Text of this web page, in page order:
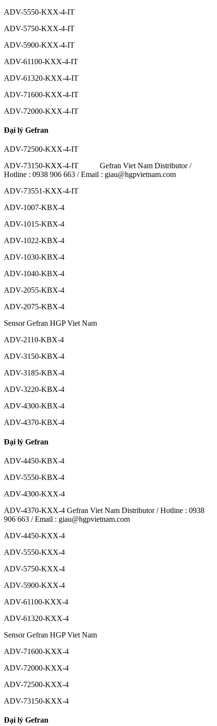
ADV-5550-KXX-4-IT
ADV-5750-KXX-4-IT
ADV-5900-KXX-4-IT
ADV-61100-KXX-4-IT
ADV-61320-KXX-4-IT
ADV-71600-KXX-4-IT
ADV-72000-KXX-4-IT
Đại lý Gefran
ADV-72500-KXX-4-IT
ADV-73150-KXX-4-IT Gefran Viet Nam Distributor /
Hotline : 0938 906 663 / Email : giau@hgpvietnam.com
ADV-73551-KXX-4-IT
ADV-1007-KBX-4
ADV-1015-KBX-4
ADV-1022-KBX-4
ADV-1030-KBX-4
ADV-1040-KBX-4
ADV-2055-KBX-4
ADV-2075-KBX-4
Sensor Gefran HGP Viet Nam
ADV-2110-KBX-4
ADV-3150-KBX-4
ADV-3185-KBX-4
ADV-3220-KBX-4
ADV-4300-KBX-4
ADV-4370-KBX-4
Đại lý Gefran
ADV-4450-KBX-4
ADV-5550-KBX-4
ADV-4300-KXX-4
ADV-4370-KXX-4 Gefran Viet Nam Distributor / Hotline : 0938
906 663 / Email : giau@hgpvietnam.com
ADV-4450-KXX-4
ADV-5550-KXX-4
ADV-5750-KXX-4
ADV-5900-KXX-4
ADV-61100-KXX-4
ADV-61320-KXX-4
Sensor Gefran HGP Viet Nam
ADV-71600-KXX-4
ADV-72000-KXX-4
ADV-72500-KXX-4
ADV-73150-KXX-4
Đại lý Gefran